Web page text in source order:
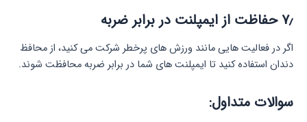
۷٫حفاظت از ایمپلنت در برابر ضربه
اگر در فعالیت هایی مانند ورزش های پرخطر شرکت می کنید، از محافظ
دندان استفاده کنید تا ایمپلنت های شما در برابر ضربه محافظت شوند.
سوالات متداول: